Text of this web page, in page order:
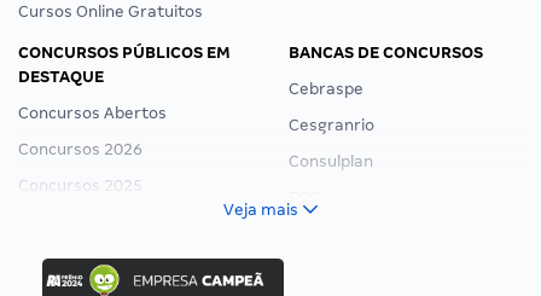
Cursos Online Gratuitos
CONCURSOS PÚBLICOS EM
DESTAQUE
Concursos Abertos
Concursos 2026
Concursos 2025
Concurso Ibama
BANCAS DE CONCURSOS
Cebraspe
Cesgranrio
Consulplan
Veja mais